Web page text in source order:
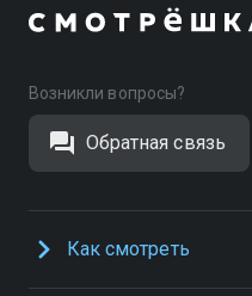
Возникли вопросы?
Обратная связь
Как смотреть